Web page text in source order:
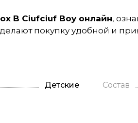
B Ciufciuf Boy онлайн,
покупку удобной и
Детские Состав